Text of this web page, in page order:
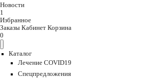
Новости
1
Избранное
Заказы Кабинет Корзина
0
Каталог
Лечение COVID19
Спецпредложения